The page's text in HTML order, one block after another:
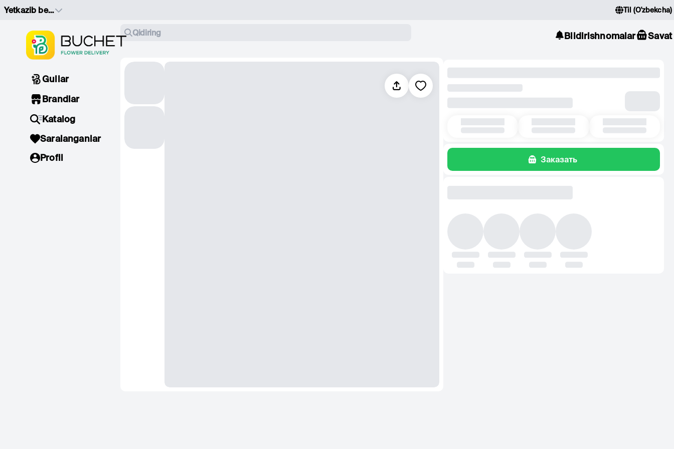
Yetkazib berish manzilini tanlang Til (O'zbekcha)
Qidiring Bildirishnomalar Savat
Gullar
Brandlar
Katalog
Saralanganlar
Profil
Заказать